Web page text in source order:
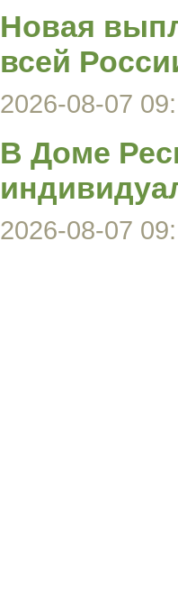
Новая
всей
2026-08-07
В Доме
2026-08-07